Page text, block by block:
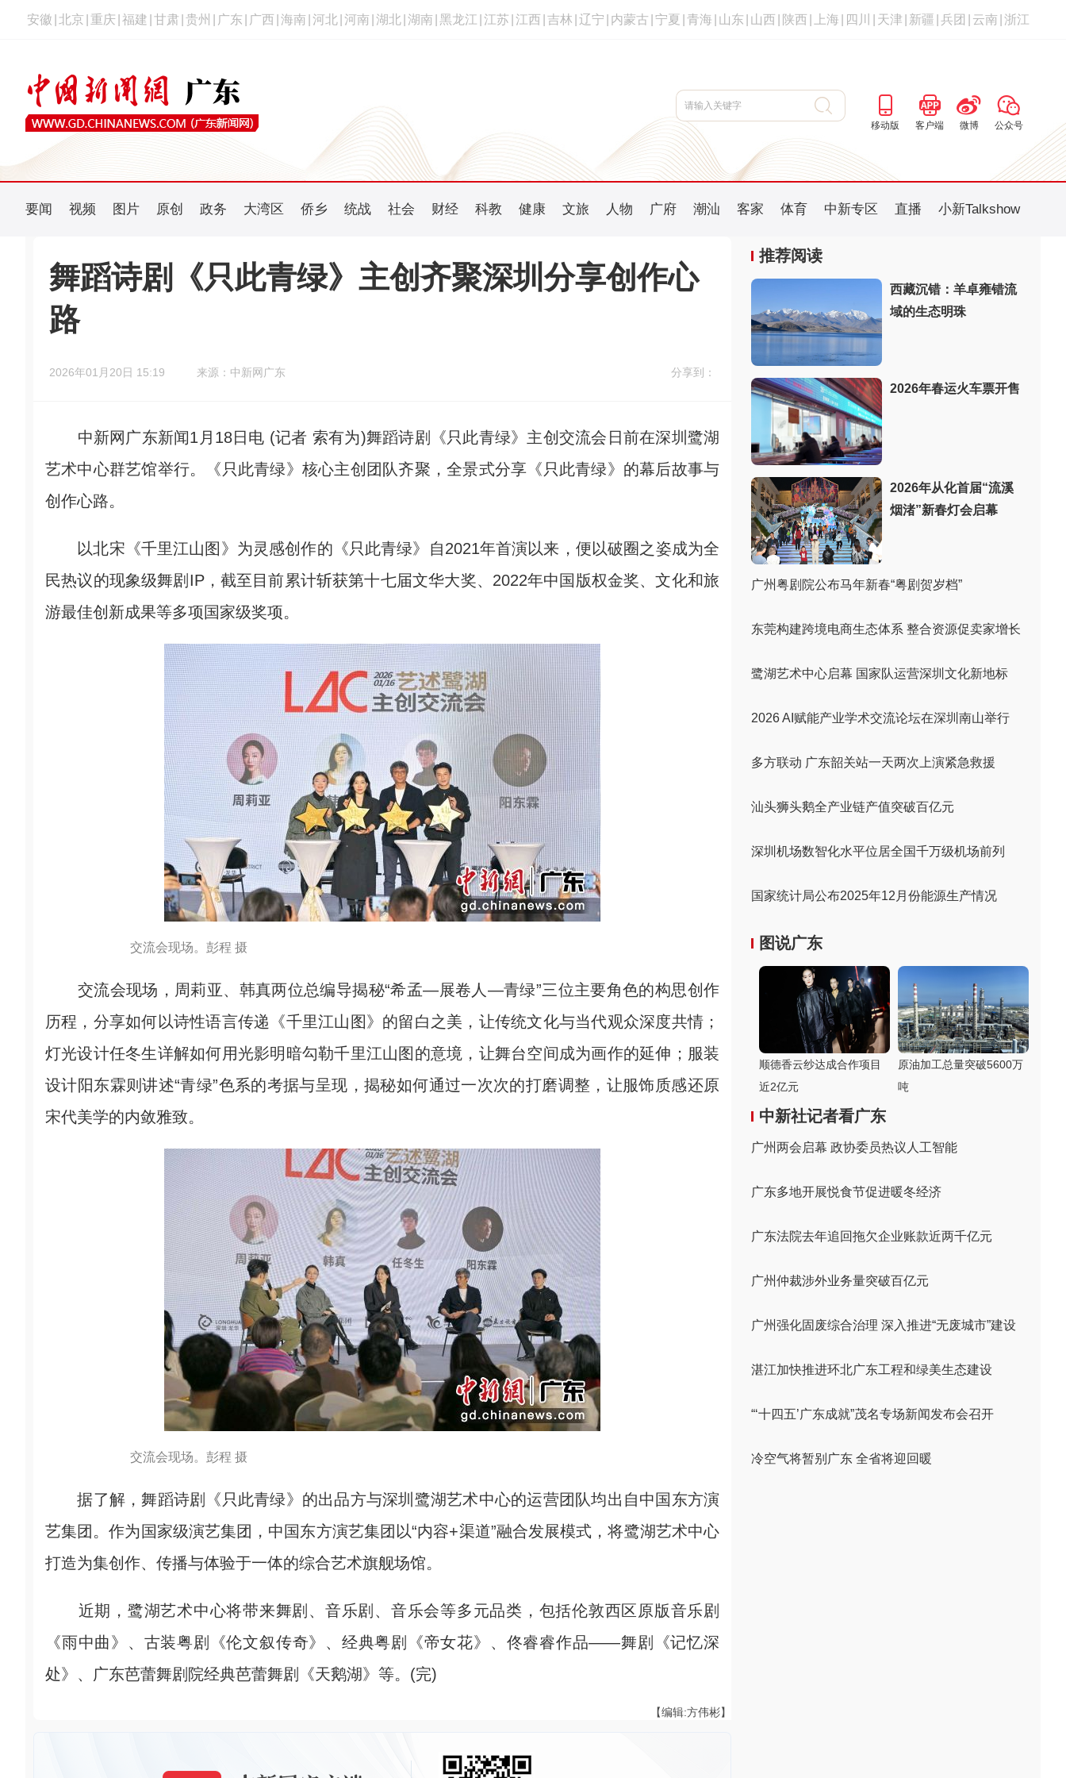
安徽 北京 重庆 福建 甘肃 贵州 广东 广西 海南 河北 河南 湖北 湖南 黑龙江 江苏 江西 吉林 辽宁 内蒙古 宁夏 青海 山东 山西 陕西 上海 四川 天津 新疆 兵团 云南 浙江
移动版 客户端 微博 公众号
要闻 视频 图片 原创 政务 大湾区 侨乡 统战 社会 财经 科教 健康 文旅 人物 广府 潮汕 客家 体育 中新专区 直播 小新Talkshow
舞蹈诗剧《只此青绿》主创齐聚深圳分享创作心
路
2026年01月20日 15:19 来源：中新网广东 分享到：
中新网广东新闻1月18日电 (记者 索有为)舞蹈诗剧《只此青绿》主创交流会日前在深圳鹭湖
艺术中心群艺馆举行。《只此青绿》核心主创团队齐聚，全景式分享《只此青绿》的幕后故事与
创作心路。
以北宋《千里江山图》为灵感创作的《只此青绿》自2021年首演以来，便以破圈之姿成为全
民热议的现象级舞剧IP，截至目前累计斩获第十七届文华大奖、2022年中国版权金奖、文化和旅
游最佳创新成果等多项国家级奖项。
交流会现场。彭程 摄
交流会现场，周莉亚、韩真两位总编导揭秘“希孟—展卷人—青绿”三位主要角色的构思创作
历程，分享如何以诗性语言传递《千里江山图》的留白之美，让传统文化与当代观众深度共情；
灯光设计任冬生详解如何用光影明暗勾勒千里江山图的意境，让舞台空间成为画作的延伸；服装
设计阳东霖则讲述“青绿”色系的考据与呈现，揭秘如何通过一次次的打磨调整，让服饰质感还原
宋代美学的内敛雅致。
交流会现场。彭程 摄
据了解，舞蹈诗剧《只此青绿》的出品方与深圳鹭湖艺术中心的运营团队均出自中国东方演
艺集团。作为国家级演艺集团，中国东方演艺集团以“内容+渠道”融合发展模式，将鹭湖艺术中心
打造为集创作、传播与体验于一体的综合艺术旗舰场馆。
近期，鹭湖艺术中心将带来舞剧、音乐剧、音乐会等多元品类，包括伦敦西区原版音乐剧
《雨中曲》、古装粤剧《伦文叙传奇》、经典粤剧《帝女花》、佟睿睿作品——舞剧《记忆深
处》、广东芭蕾舞剧院经典芭蕾舞剧《天鹅湖》等。(完)
【编辑:方伟彬】
推荐阅读
西藏沉错：羊卓雍错流
域的生态明珠
2026年春运火车票开售
2026年从化首届“流溪
烟渚”新春灯会启幕
广州粤剧院公布马年新春“粤剧贺岁档”
东莞构建跨境电商生态体系 整合资源促卖家增长
鹭湖艺术中心启幕 国家队运营深圳文化新地标
2026 AI赋能产业学术交流论坛在深圳南山举行
多方联动 广东韶关站一天两次上演紧急救援
汕头狮头鹅全产业链产值突破百亿元
深圳机场数智化水平位居全国千万级机场前列
国家统计局公布2025年12月份能源生产情况
图说广东
顺德香云纱达成合作项目
近2亿元
原油加工总量突破5600万
吨
中新社记者看广东
广州两会启幕 政协委员热议人工智能
广东多地开展悦食节促进暖冬经济
广东法院去年追回拖欠企业账款近两千亿元
广州仲裁涉外业务量突破百亿元
广州强化固废综合治理 深入推进“无废城市”建设
湛江加快推进环北广东工程和绿美生态建设
“‘十四五’广东成就”茂名专场新闻发布会召开
冷空气将暂别广东 全省将迎回暖